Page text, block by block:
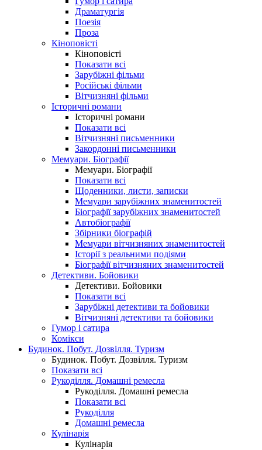
Драматургія
Поезія
Проза
Кіноповісті
Кіноповісті
Показати всі
Зарубіжні фільми
Російські фільми
Вітчизняні фільми
Історичні романи
Історичні романи
Показати всі
Вітчизняні письменники
Закордонні письменники
Мемуари. Біографії
Мемуари. Біографії
Показати всі
Щоденники, листи, записки
Мемуари зарубіжних знаменитостей
Біографії зарубіжних знаменитостей
Автобіографії
Збірники біографій
Мемуари вітчизняних знаменитостей
Історії з реальними подіями
Біографії вітчизняних знаменитостей
Детективи. Бойовики
Детективи. Бойовики
Показати всі
Зарубіжні детективи та бойовики
Вітчизняні детективи та бойовики
Гумор і сатира
Комікси
Будинок. Побут. Дозвілля. Туризм
Будинок. Побут. Дозвілля. Туризм
Показати всі
Рукоділля. Домашні ремесла
Рукоділля. Домашні ремесла
Показати всі
Рукоділля
Домашні ремесла
Кулінарія
Кулінарія